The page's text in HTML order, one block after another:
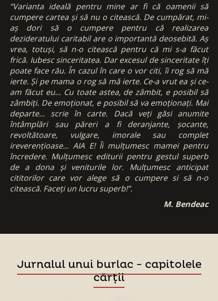
“Varianta ideală pentru mine ar fi că oamenii să
cumpere cartea și să nu o citească. De cumpărat, mi-
aș dori să o cumpere pentru că realizarea
dezideratului caritabil are o importantă deosebită. Aș
vrea, totuși, să n-o citească pentru că mi s-a făcut
frică. Iubesc sinceritatea. Dar excesul de sinceritate îți
poate face rău. În cazul în care o vor citi, îi rog să mă
ierte. Și pe mama o rog să mă ierte. Ce-a vrut ea și ce-
am făcut eu... Cu toate astea, de zâmbit, e posibil să
zâmbiți. De emoționat, e posibil să va emoționați. Mai
departe... scrie în carte. Dacă veți găsi anumite
întâmplări sau păreri a fi deranjante, șocante,
revoltătoare, vulgare, imorale sau complet
ireverențioase... AIA E! Îi mulțumesc mamei pentru
încredere. Mulțumesc editurii pentru gestul superb
de a dona și veniturile lor. Mulțumesc anticipat
cititorilor care vor alege să o cumpere si să n-o
citească. Faceți un lucru superb!”.
M. Bendeac
Jurnalul unui burlac - capitolele
cărții